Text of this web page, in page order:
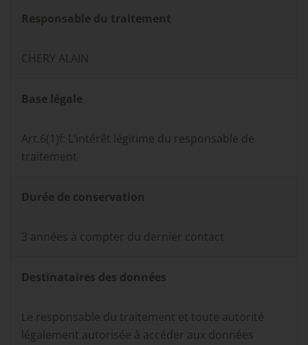
Responsable du traitement
CHERY ALAIN
Base légale
Art.6(1)f: L’intérêt légitime du responsable de
traitement
Durée de conservation
3 années à compter du dernier contact
Destinataires des données
Le responsable du traitement et toute autorité
légalement autorisée à accéder aux données